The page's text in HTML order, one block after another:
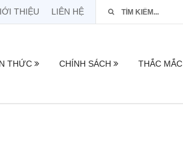
THIỆU LIÊN HỆ
THỨC CHÍNH SÁCH THẮC MẮC